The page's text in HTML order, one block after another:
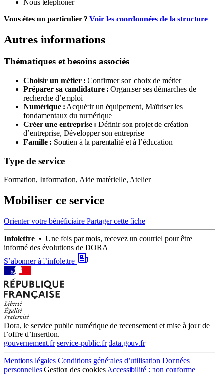
Nous téléphoner
Vous étes un particulier ? Voir les coordonnées de la structure
Autres informations
Thématiques et besoins associés
Choisir un métier : Confirmer son choix de métier
Préparer sa candidature : Organiser ses démarches de
recherche d’emploi
Numérique : Acquérir un équipement, Maîtriser les
fondamentaux du numérique
Créer une entreprise : Définir son projet de création
d’entreprise, Développer son entreprise
Famille : Soutien à la parentalité et à l’éducation
Type de service
Formation, Information, Aide matérielle, Atelier
Mobiliser ce service
Orienter votre bénéficiaire Partager cette fiche
Infolettre • Une fois par mois, recevez un courriel pour être
informé des évolutions de DORA.
S’abonner à l’infolettre
Dora, le service public numérique de recensement et mise à jour de
l’offre d’insertion.
gouvernement.fr service-public.fr data.gouv.fr
Mentions légales Conditions générales d’utilisation Données
personnelles Gestion des cookies Accessibilité : non conforme